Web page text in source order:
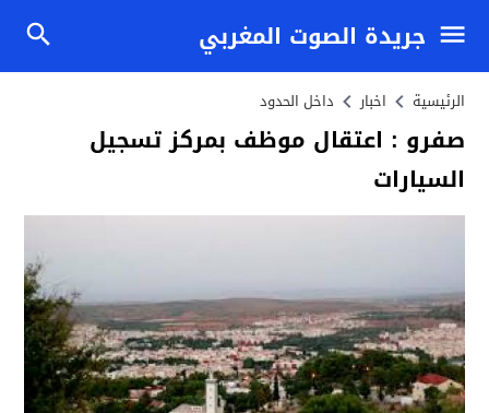
جريدة الصوت المغربي
الرئيسية اخبار داخل الحدود
صفرو : اعتقال موظف بمركز تسجيل
السيارات